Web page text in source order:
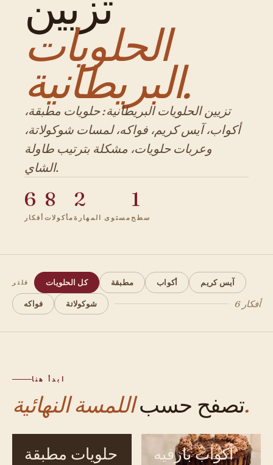
الحلويات
البريطانية.
تزيين الحلويات البريطانية: حلويات مطبقة،
أكواب، آيس كريم، فواكه، لمسات شوكولاتة،
وعربات حلويات، مشكلة بترتيب طاولة
الشاي.
6
أفكار
8
مأكولات
2
مستوى المهارة
1
سطح
فلتر كل الحلويات مطبقة أكواب آيس كريم
فواكه شوكولاتة 6 أفكار
ابدأ هنا
تصفح حسباللمسة النهائية.
حلويات مطبقة أكواب بارفيه